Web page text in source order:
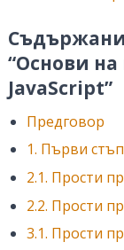
“Основи
JavaScript”
Предговор
1. Първи
2.1. Прости
2.2. Прости
3.1. Прости